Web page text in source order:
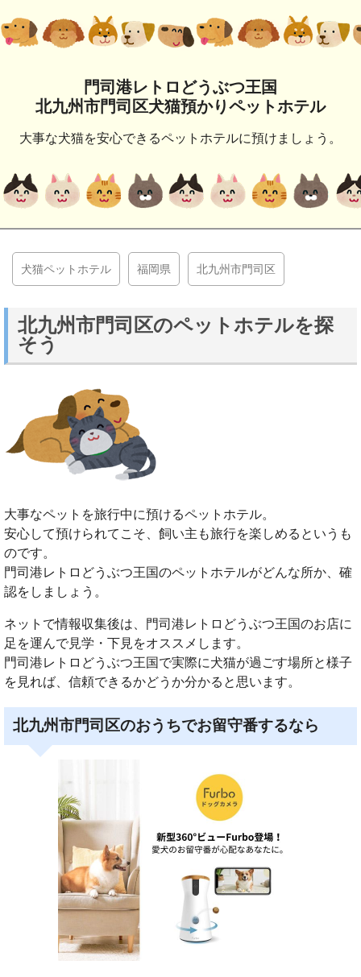
門司港レトロどうぶつ王国
北九州市門司区犬猫預かりペットホテル
大事な犬猫を安心できるペットホテルに預けましょう。
犬猫ペットホテル 福岡県 北九州市門司区
北九州市門司区のペットホテルを探
そう
大事なペットを旅行中に預けるペットホテル。
安心して預けられてこそ、飼い主も旅行を楽しめるというも
のです。
門司港レトロどうぶつ王国のペットホテルがどんな所か、確
認をしましょう。
ネットで情報収集後は、門司港レトロどうぶつ王国のお店に
足を運んで見学・下見をオススメします。
門司港レトロどうぶつ王国で実際に犬猫が過ごす場所と様子
を見れば、信頼できるかどうか分かると思います。
北九州市門司区のおうちでお留守番するなら